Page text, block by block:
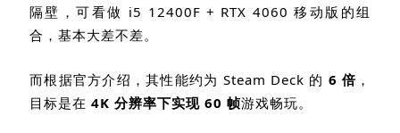
隔壁，可看做 i5 12400F + RTX 4060移动版的组
合，基本大差不差。
而根据官方介绍，其性能约为 Steam Deck 的 6 倍 ，
目标是在 4K 分辨率下实现 60 帧游戏畅玩。